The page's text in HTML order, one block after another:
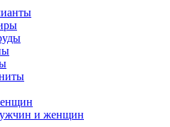
и женщин